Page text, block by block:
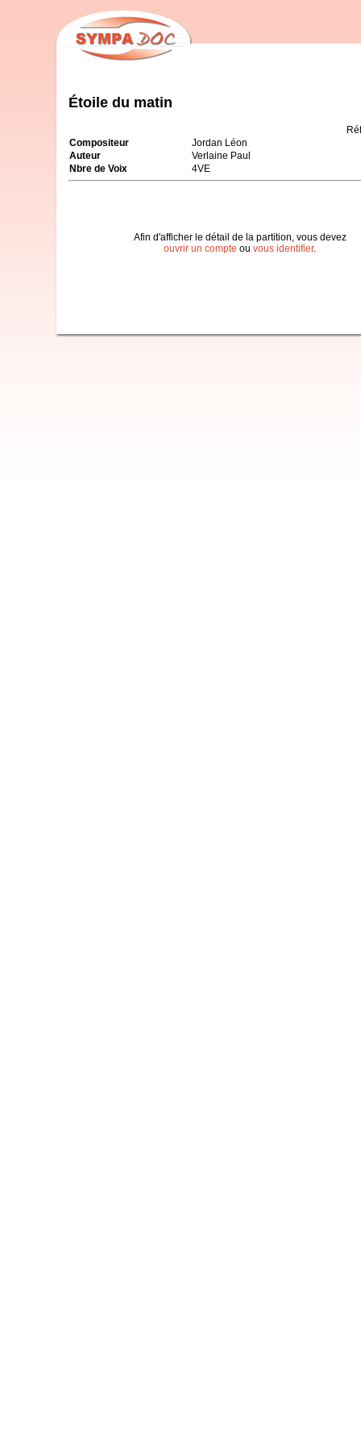
Étoile du matin
Compositeur
Jordan Léon
Auteur
Verlaine Paul
Nbre de Voix
4VE
Afin d'afficher le détail de la partition, vous devez
ouvrir un compte ou vous identifier.